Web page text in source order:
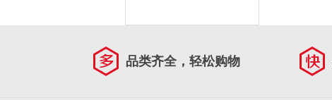
品类齐全，轻松购物